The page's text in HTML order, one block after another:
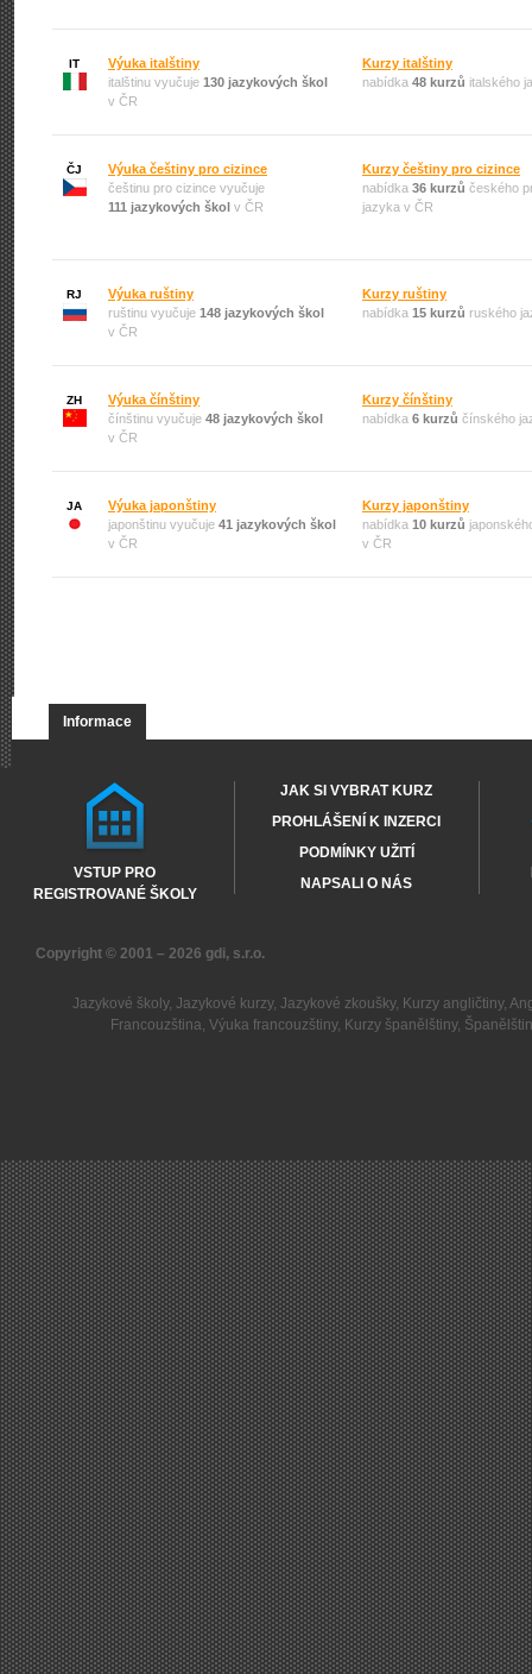
IT
Výuka italštiny
italštinu vyučuje 130 jazykových škol
v ČR
Kurzy italštiny
nabídka 48 kurzů italského
ČJ
Výuka češtiny pro cizince
češtinu pro cizince vyučuje
111 jazykových škol v ČR
Kurzy češtiny pro cizince
nabídka 36 kurzů českého
jazyka v ČR
RJ
Výuka ruštiny
ruštinu vyučuje 148 jazykových škol
v ČR
Kurzy ruštiny
nabídka 15 kurzů ruského
ZH
Výuka čínštiny
čínštinu vyučuje 48 jazykových škol
v ČR
Kurzy čínštiny
nabídka 6 kurzů čínského
JA
Výuka japonštiny
japonštinu vyučuje 41 jazykových škol
v ČR
Kurzy japonštiny
nabídka 10 kurzů
v ČR
Informace
VSTUP PRO
REGISTROVANÉ ŠKOLY
JAK SI VYBRAT KURZ
PROHLÁŠENÍ K INZERCI
PODMÍNKY UŽITÍ
NAPSALI O NÁS
Copyright © 2001 – 2026 gdi, s.r.o.
Jazykové školy, Jazykové kurzy, Jazykové zkoušky, Kurzy angličtiny,
Francouzština,Výuka francouzštiny, Kurzy španělštiny,